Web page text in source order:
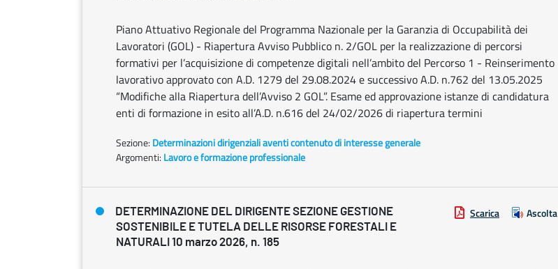
Piano Attuativo Regionale del Programma Nazionale per la Garanzia di Occupabilità dei
Lavoratori (GOL) - Riapertura Avviso Pubblico n. 2/GOL per la realizzazione di percorsi
formativi per l’acquisizione di competenze digitali nell’ambito del Percorso 1 - Reinserimento
lavorativo approvato con A.D. 1279 del 29.08.2024 e successivo A.D. n.762 del 13.05.2025
“Modifiche alla Riapertura dell’Avviso 2 GOL”. Esame ed approvazione istanze di candidatura
enti di formazione in esito all’A.D. n.616 del 24/02/2026 di riapertura termini
Sezione: Determinazioni dirigenziali aventi contenuto di interesse generale
Argomenti: Lavoro e formazione professionale
DETERMINAZIONE DEL DIRIGENTE SEZIONE GESTIONE
SOSTENIBILE E TUTELA DELLE RISORSE FORESTALI E
NATURALI 10 marzo 2026, n. 185
Scarica Ascolta